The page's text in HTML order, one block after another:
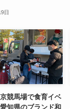
日
競馬場で食育イベ
知県のブランド和